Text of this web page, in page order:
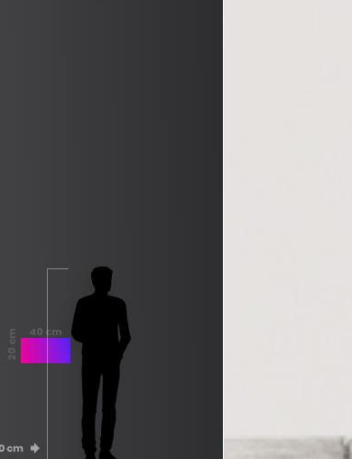
40 cm
20 cm